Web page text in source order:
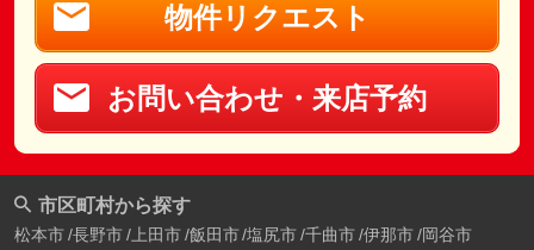
物件リクエスト
お問い合わせ・来店予約
市区町村から探す
松本市 長野市 上田市 飯田市 塩尻市 千曲市 伊那市 岡谷市